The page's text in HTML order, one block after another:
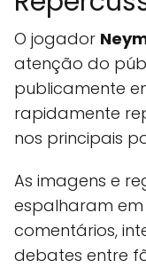
O jogador
atenção do
publicamente
rapidamente
nos principais
As imagens e
espalharam
comentários,
debates entre